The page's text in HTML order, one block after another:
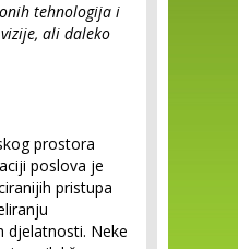
tehnologija i
ali daleko
prostora
poslova je
pristupa
djelatnosti. Neke